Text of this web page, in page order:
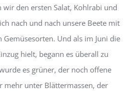
wir den ersten Salat, Kohlrabi und
nach und nach unsere Beete mit
Gemüsesorten. Und als im Juni die
hielt, begann es überall zu
es grüner, der noch offene
mehr unter Blättermassen, der